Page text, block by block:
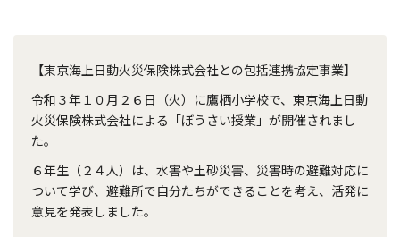
【東京海上日動火災保険株式会社との包括連携協定事業】
令和３年１０月２６日（火）に鷹栖小学校で、東京海上日動
火災保険株式会社による「ぼうさい授業」が開催されまし
た。
６年生（２４人）は、水害や土砂災害、災害時の避難対応に
ついて学び、避難所で自分たちができることを考え、活発に
意見を発表しました。